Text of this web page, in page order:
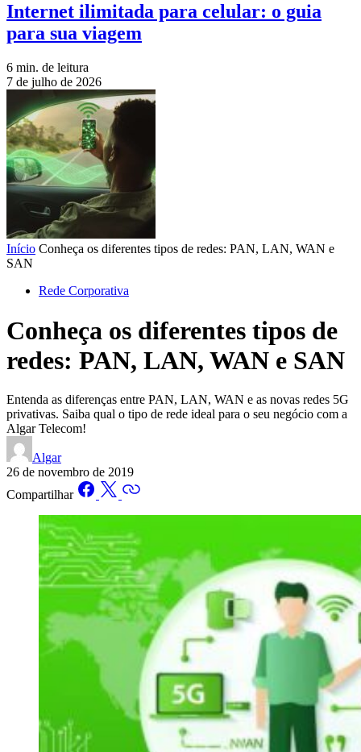
Internet ilimitada para celular: o guia
para sua viagem
6 min. de leitura
7 de julho de 2026
Início Conheça os diferentes tipos de redes: PAN, LAN, WAN e
SAN
Rede Corporativa
Conheça os diferentes tipos de
redes: PAN, LAN, WAN e SAN
Entenda as diferenças entre PAN, LAN, WAN e as novas redes 5G
privativas. Saiba qual o tipo de rede ideal para o seu negócio com a
Algar Telecom!
Algar
26 de novembro de 2019
Compartilhar